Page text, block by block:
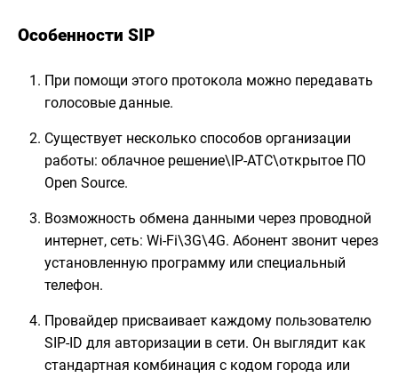
Особенности SIP
При помощи этого протокола можно передавать
голосовые данные.
Существует несколько способов организации
работы: облачное решение\IP-АТС\открытое ПО
Open Source.
Возможность обмена данными через проводной
интернет, сеть: Wi-Fi\3G\4G. Абонент звонит через
установленную программу или специальный
телефон.
Провайдер присваивает каждому пользователю
SIP-ID для авторизации в сети. Он выглядит как
стандартная комбинация с кодом города или